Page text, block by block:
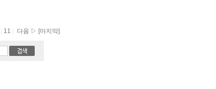
11 다음 ▷ [마지막]